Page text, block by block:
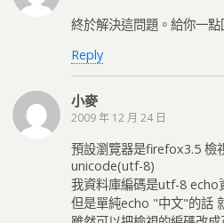
終於解決這問題。給你一
Reply
小麥
2009 年 12 月 24 日
預設瀏覽器是firefox3.5 檢
unicode(utf-8)
我資料庫編碼是utf-8 echo
但是單純echo "中文"的話